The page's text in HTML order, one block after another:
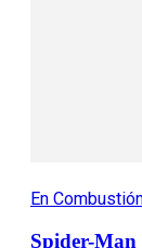
En
Spider-Man